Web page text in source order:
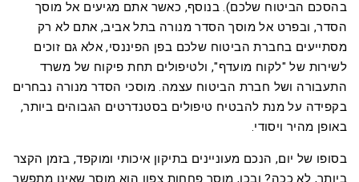
בהסכם הביטוח שלכם). בנוסף, כאשר אתם מגיעים אל מוסך
הסדר, ובפרט אל מוסך הסדר מנורה בתל אביב, אתם לא רק
מסתייעים בחברת הביטוח שלכם בפן הפיננסי, אלא גם זוכים
לשירות של "לקוח מועדף", ולטיפולים תחת פיקוח של משרד
התעבורה ושל חברת הביטוח עצמה. מוסכי הסדר מנורה נבחרים
בקפידה על מנת להבטיח טיפולים בסטנדרטים הגבוהים ביותר,
באופן מהיר ויסודי.
בסופו של יום, הנכם מעוניינים בתיקון איכותי ומוקפד, בזמן הקצר
ביותר, לא ככה? ובכן, מוסך פחחות צפון הוא מוסך שאינו מתפשר